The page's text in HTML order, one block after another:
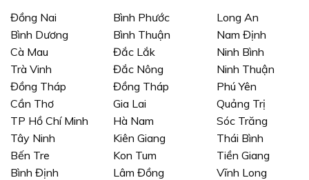
Đồng Nai
Bình Dương
Cà Mau
Trà Vinh
Đồng Tháp
Cần Thơ
TP Hồ Chí Minh
Tây Ninh
Bến Tre
Bình Định
Bình Phước
Bình Thuận
Đắc Lắk
Đắc Nông
Đồng Tháp
Gia Lai
Hà Nam
Kiên Giang
Kon Tum
Lâm Đồng
Long An
Nam Định
Ninh Bình
Ninh Thuận
Phú Yên
Quảng Trị
Sóc Trăng
Thái Bình
Tiền Giang
Vĩnh Long